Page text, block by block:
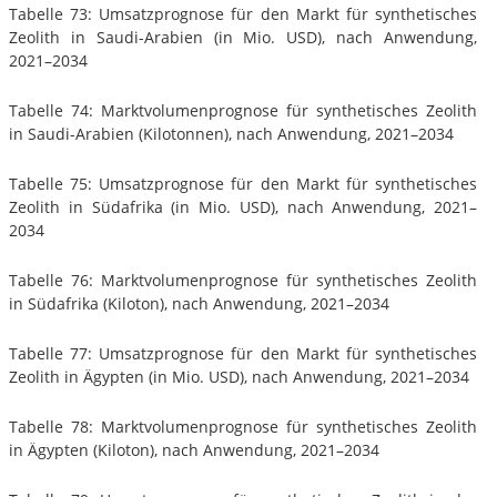
Tabelle 73: Umsatzprognose für den Markt für synthetisches
Zeolith in Saudi-Arabien (in Mio. USD), nach Anwendung,
2021–2034
Tabelle 74: Marktvolumenprognose für synthetisches Zeolith
in Saudi-Arabien (Kilotonnen), nach Anwendung, 2021–2034
Tabelle 75: Umsatzprognose für den Markt für synthetisches
Zeolith in Südafrika (in Mio. USD), nach Anwendung, 2021–
2034
Tabelle 76: Marktvolumenprognose für synthetisches Zeolith
in Südafrika (Kiloton), nach Anwendung, 2021–2034
Tabelle 77: Umsatzprognose für den Markt für synthetisches
Zeolith in Ägypten (in Mio. USD), nach Anwendung, 2021–2034
Tabelle 78: Marktvolumenprognose für synthetisches Zeolith
in Ägypten (Kiloton), nach Anwendung, 2021–2034